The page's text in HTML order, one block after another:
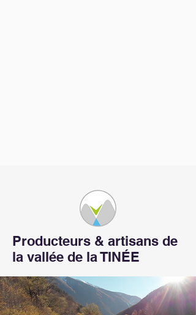
Producteurs & artisans de
la vallée de la TINÉE